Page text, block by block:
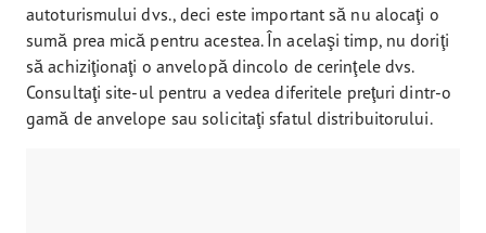
autoturismului dvs., deci este important să nu alocaţi o
sumă prea mică pentru acestea. În acelaşi timp, nu doriţi
să achiziţionaţi o anvelopă dincolo de cerinţele dvs.
Consultaţi site-ul pentru a vedea diferitele preţuri dintr-o
gamă de anvelope sau solicitaţi sfatul distribuitorului.